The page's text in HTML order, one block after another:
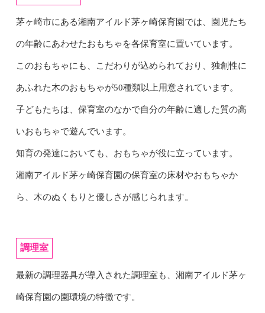
茅ヶ崎市にある湘南アイルド茅ヶ崎保育園では、園児たち
の年齢にあわせたおもちゃを各保育室に置いています。
このおもちゃにも、こだわりが込められており、独創性に
あふれた木のおもちゃが50種類以上用意されています。
子どもたちは、保育室のなかで自分の年齢に適した質の高
いおもちゃで遊んでいます。
知育の発達においても、おもちゃが役に立っています。
湘南アイルド茅ヶ崎保育園の保育室の床材やおもちゃか
ら、木のぬくもりと優しさが感じられます。
調理室
最新の調理器具が導入された調理室も、湘南アイルド茅ヶ
崎保育園の園環境の特徴です。